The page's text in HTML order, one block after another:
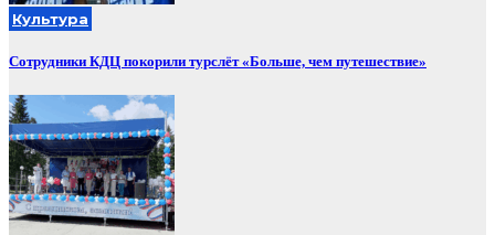
Культура
Сотрудники КДЦ покорили турслёт «Больше, чем путешествие»